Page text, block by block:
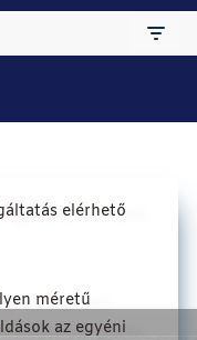
elérhető
méretű
az egyéni